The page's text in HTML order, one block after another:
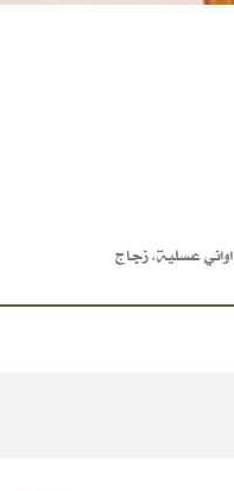
اواني عسلية,زجاج